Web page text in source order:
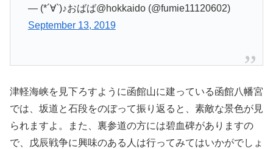
— (*´∀`)♪おばば@hokkaido (@fumie11120602)
September 13, 2019
津軽海峡を見下ろすように函館山に建っている函館八幡宮
では、坂道と石段をのぼって振り返ると、素敵な景色が見
られますよ。また、裏参道の方には碧血碑がありますの
で、戊辰戦争に興味のある人は行ってみてはいかがでしょ